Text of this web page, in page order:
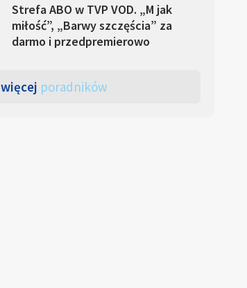
Strefa ABO w TVP VOD. „M jak
miłość”, „Barwy szczęścia” za
darmo i przedpremierowo
więcej poradników